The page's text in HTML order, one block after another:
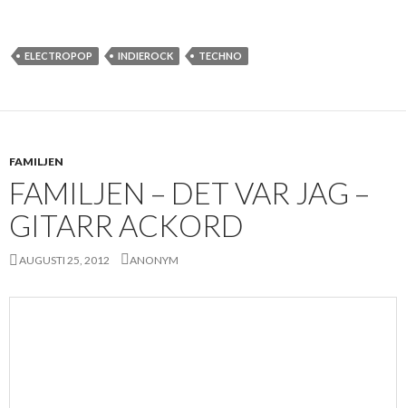
ELECTROPOP INDIEROCK TECHNO
FAMILJEN
FAMILJEN – DET VAR JAG –
GITARR ACKORD
AUGUSTI 25, 2012 ANONYM